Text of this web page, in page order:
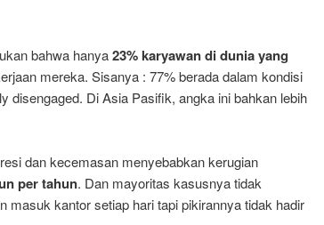
bahwa hanya23% karyawan di dunia yang
mereka. Sisanya : 77% berada dalam kondisi
disengaged. Di Asia Pasifik, angka ini bahkan lebih
dan kecemasan menyebabkan kerugian
per tahun. Dan mayoritas kasusnya tidak
masuk kantor setiap hari tapi pikirannya tidak hadir